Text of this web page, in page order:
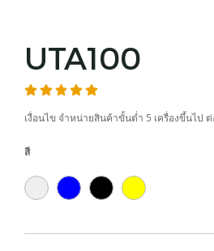
UTA100
เงื่อนไข จำหน่ายสินค้าขั้นต่ำ 5 เครื่องขึ้นไป
สี